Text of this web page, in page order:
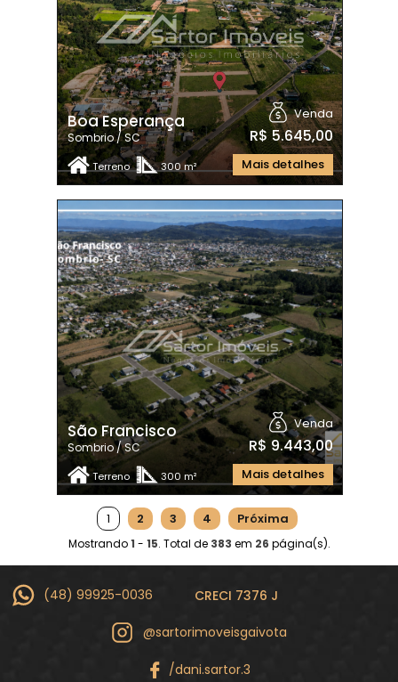
Boa Esperança
Sombrio / SC
Terreno 300 m²
Venda
R$ 5.645,00
Mais detalhes
São Francisco
Sombrio / SC
Terreno 300 m²
Venda
R$ 9.443,00
Mais detalhes
1 2 3 4 Próxima
Mostrando1 - 15. Total de 383 em 26 página(s).
(48) 99925-0036 CRECI 7376 J
@sartorimoveisgaivota
/dani.sartor.3